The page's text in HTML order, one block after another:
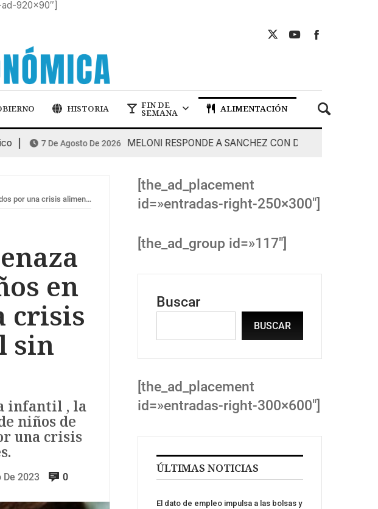
920×90″]
HISTORIA FIN DE
SEMANA ALIMENTACIÓN
7 De Agosto De 2026 MELONI RESPONDE A SANCHEZ CON DUREZA
y nutricional sin precedentes.
en
crisis
sin
infantil , la
niños de
una crisis
De 2023 0
[the_ad_placement
id=»entradas-right-250×300″]
[the_ad_group id=»117″]
Buscar
BUSCAR
[the_ad_placement
id=»entradas-right-300×600″]
ÚLTIMAS NOTICIAS
El dato de empleo impulsa a las bolsas y